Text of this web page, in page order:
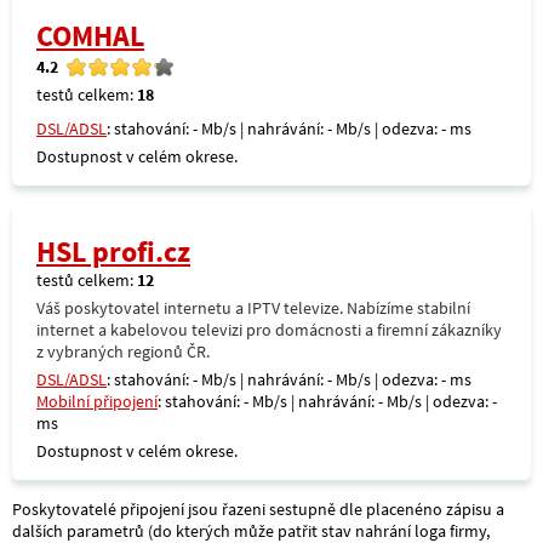
COMHAL
4.2
testů celkem: 18
DSL/ADSL: stahování: - Mb/s | nahrávání: - Mb/s | odezva: - ms
Dostupnost v celém okrese.
HSL profi.cz
testů celkem: 12
Váš poskytovatel internetu a IPTV televize. Nabízíme stabilní
internet a kabelovou televizi pro domácnosti a firemní zákazníky
z vybraných regionů ČR.
DSL/ADSL: stahování: - Mb/s | nahrávání: - Mb/s | odezva: - ms
Mobilní připojení: stahování: - Mb/s | nahrávání: - Mb/s | odezva: -
ms
Dostupnost v celém okrese.
Poskytovatelé připojení jsou řazeni sestupně dle placenéno zápisu a
dalších parametrů (do kterých může patřit stav nahrání loga firmy,